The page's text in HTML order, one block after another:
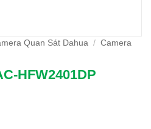
Quan Sát Dahua / Camera
HFW2401DP